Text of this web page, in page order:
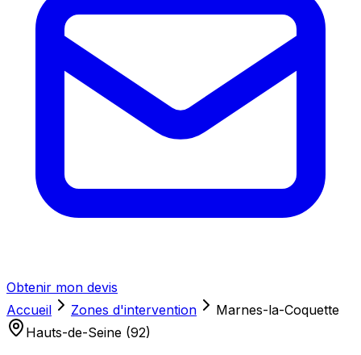
Obtenir mon devis
Accueil
Zones d'intervention
Marnes-la-Coquette
Hauts-de-Seine (92)